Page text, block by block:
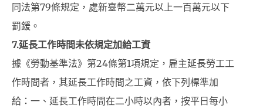
同法第79條規定，處新臺幣二萬元以上一百萬元以下
罰鍰。
7.延長工作時間未依規定加給工資
據《勞動基準法》第24條第1項規定，雇主延長勞工工
作時間者，其延長工作時間之工資，依下列標準加
給：一、延長工作時間在二小時以內者，按平日每小